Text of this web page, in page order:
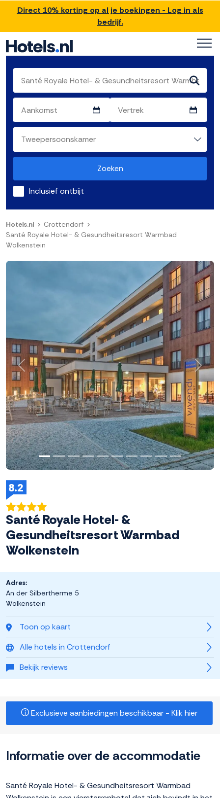
Direct 10% korting op al je boekingen - Log in als
bedrijf.
Zoeken
Inclusief ontbijt
Hotels.nl
Crottendorf
Santé Royale Hotel- & Gesundheitsresort Warmbad
Wolkenstein
8.2
Santé Royale Hotel- &
Gesundheitsresort Warmbad
Wolkenstein
Toon op kaart
Alle hotels in Crottendorf
Bekijk reviews
Adres:
An der Silbertherme 5
Wolkenstein
Exclusieve aanbiedingen beschikbaar - Klik hier
Informatie over de accommodatie
Santé Royale Hotel- & Gesundheitsresort Warmbad